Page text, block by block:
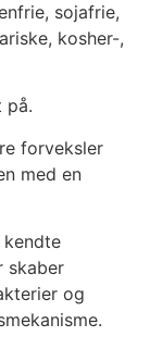
sojafrie,
kosher-,
på.
forveksler
med en
skaber
og